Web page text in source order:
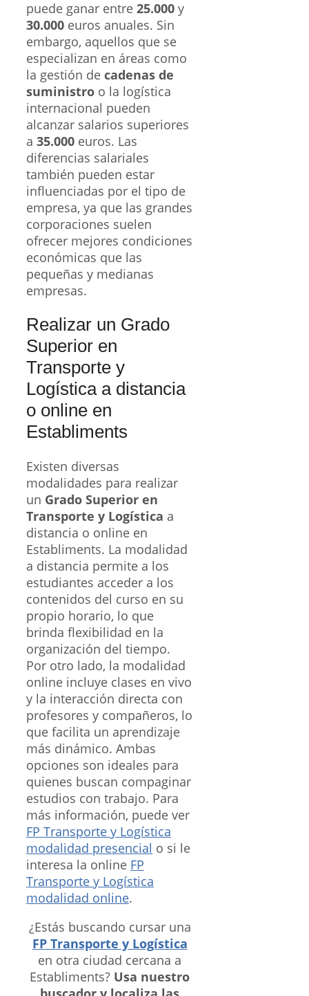
puede ganar entre 25.000 y
30.000 euros anuales. Sin
embargo, aquellos que se
especializan en áreas como
la gestión de cadenas de
suministro o la logística
internacional pueden
alcanzar salarios superiores
a 35.000 euros. Las
diferencias salariales
también pueden estar
influenciadas por el tipo de
empresa, ya que las grandes
corporaciones suelen
ofrecer mejores condiciones
económicas que las
pequeñas y medianas
empresas.
Realizar un Grado
Superior en
Transporte y
Logística a distancia
o online en
Establiments
Existen diversas
modalidades para realizar
un Grado Superior en
Transporte y Logística a
distancia o online en
Establiments. La modalidad
a distancia permite a los
estudiantes acceder a los
contenidos del curso en su
propio horario, lo que
brinda flexibilidad en la
organización del tiempo.
Por otro lado, la modalidad
online incluye clases en vivo
y la interacción directa con
profesores y compañeros, lo
que facilita un aprendizaje
más dinámico. Ambas
opciones son ideales para
quienes buscan compaginar
estudios con trabajo. Para
más información, puede ver
FP Transporte y Logística
modalidad presencial o si le
interesa la online FP
Transporte y Logística
modalidad online.
¿Estás buscando cursar una
FP Transporte y Logística
en otra ciudad cercana a
Establiments? Usa nuestro